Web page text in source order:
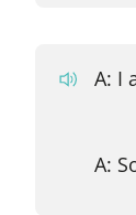
A: I
A: